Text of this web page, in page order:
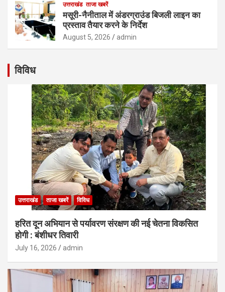
उत्तराखंड ताजा खबरें
मसूरी-नैनीताल में अंडरग्राउंड बिजली लाइन का
प्रस्ताव तैयार करने के निर्देश
August 5, 2026 admin
विविध
उत्तराखंड ताजा खबरें विविध
हरित दून अभियान से पर्यावरण संरक्षण की नई चेतना विकसित
होगी : बंशीधर तिवारी
July 16, 2026 admin